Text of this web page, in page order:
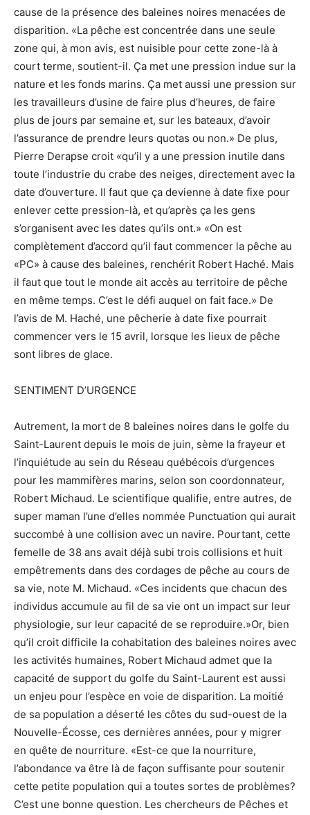
cause de la présence des baleines noires menacées de
disparition. «La pêche est concentrée dans une seule
zone qui, à mon avis, est nuisible pour cette zone-là à
court terme, soutient-il. Ça met une pression indue sur la
nature et les fonds marins. Ça met aussi une pression sur
les travailleurs d’usine de faire plus d’heures, de faire
plus de jours par semaine et, sur les bateaux, d’avoir
l’assurance de prendre leurs quotas ou non.» De plus,
Pierre Derapse croit «qu’il y a une pression inutile dans
toute l’industrie du crabe des neiges, directement avec la
date d’ouverture. Il faut que ça devienne à date fixe pour
enlever cette pression-là, et qu’après ça les gens
s’organisent avec les dates qu’ils ont.» «On est
complètement d’accord qu’il faut commencer la pêche au
«PC» à cause des baleines, renchérit Robert Haché. Mais
il faut que tout le monde ait accès au territoire de pêche
en même temps. C’est le défi auquel on fait face.» De
l’avis de M. Haché, une pêcherie à date fixe pourrait
commencer vers le 15 avril, lorsque les lieux de pêche
sont libres de glace.
SENTIMENT D’URGENCE
Autrement, la mort de 8 baleines noires dans le golfe du
Saint-Laurent depuis le mois de juin, sème la frayeur et
l’inquiétude au sein du Réseau québécois d’urgences
pour les mammifères marins, selon son coordonnateur,
Robert Michaud. Le scientifique qualifie, entre autres, de
super maman l’une d’elles nommée Punctuation qui aurait
succombé à une collision avec un navire. Pourtant, cette
femelle de 38 ans avait déjà subi trois collisions et huit
empêtrements dans des cordages de pêche au cours de
sa vie, note M. Michaud. «Ces incidents que chacun des
individus accumule au fil de sa vie ont un impact sur leur
physiologie, sur leur capacité de se reproduire.»Or, bien
qu’il croit difficile la cohabitation des baleines noires avec
les activités humaines, Robert Michaud admet que la
capacité de support du golfe du Saint-Laurent est aussi
un enjeu pour l’espèce en voie de disparition. La moitié
de sa population a déserté les côtes du sud-ouest de la
Nouvelle-Écosse, ces dernières années, pour y migrer
en quête de nourriture. «Est-ce que la nourriture,
l’abondance va être là de façon suffisante pour soutenir
cette petite population qui a toutes sortes de problèmes?
C’est une bonne question. Les chercheurs de Pêches et